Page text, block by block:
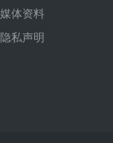
媒体资料
隐私声明